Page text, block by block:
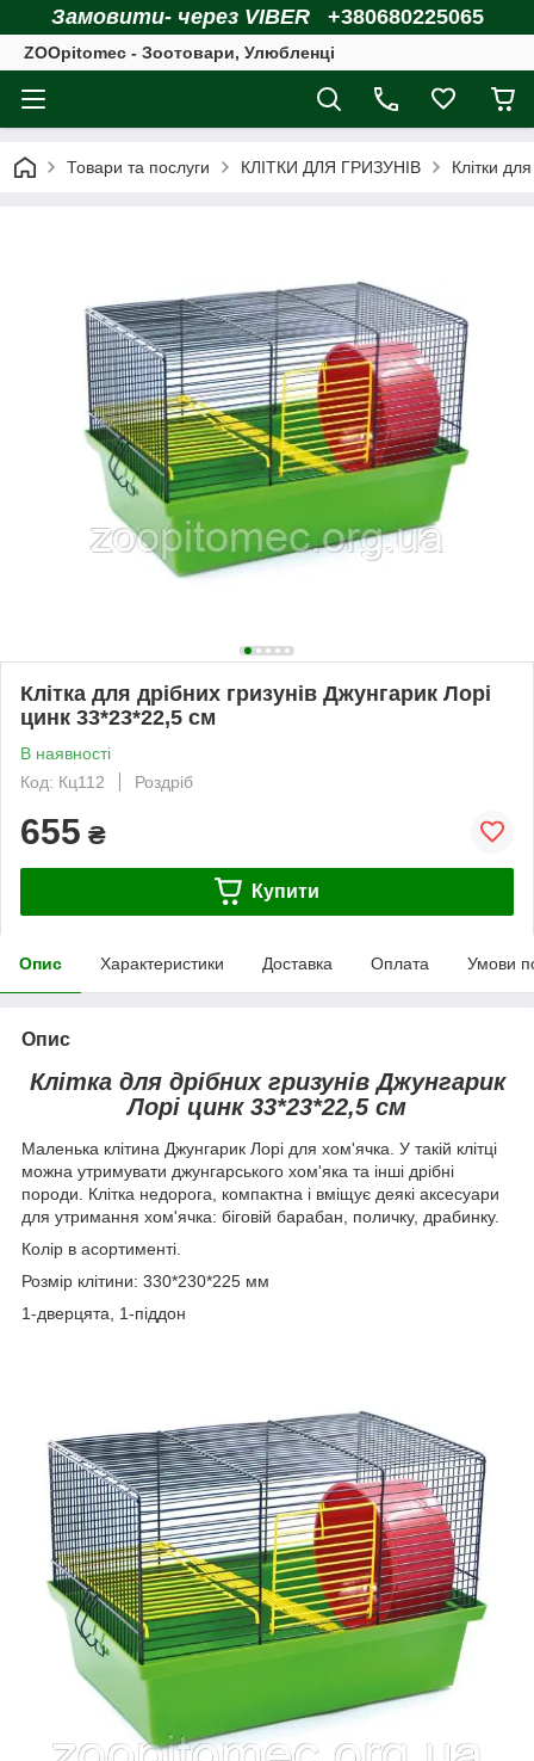
Замовити- через VIBER +380680225065
ZOOpitomec - Зоотовари, Улюбленці
Товари та послуги КЛІТКИ ДЛЯ ГРИЗУНІВ Клітки
Клітка для дрібних гризунів Джунгарик Лорі
цинк 33*23*22,5 см
В наявності
Код: Кц112
Роздріб
655 ₴
Купити
Опис Характеристики Доставка Оплата Умови
Опис
Клітка для дрібних гризунів Джунгарик
Лорі цинк 33*23*22,5 см
Маленька клітина Джунгарик Лорі для хом'ячка. У такій клітці
можна утримувати джунгарського хом'яка та інші дрібні
породи. Клітка недорога, компактна і вміщує деякі аксесуари
для утримання хом'ячка: біговій барабан, поличку, драбинку.
Колір в асортименті.
Розмір клітини: 330*230*225 мм
1-дверцята, 1-піддон